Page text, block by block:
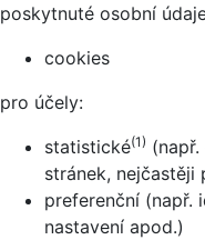
poskytnuté osobní
cookies
pro účely:
statistické(1)
stránek, nejčastěji
preferenční (např.
nastavení apod.)